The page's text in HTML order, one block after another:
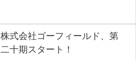
株式会社ゴーフィールド、第
二十期スタート！